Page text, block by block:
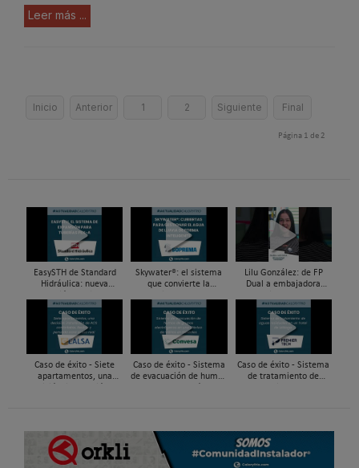
Leer más ...
Inicio Anterior 1 2 Siguiente Final
Página 1 de 2
EasySTH de Standard
Hidráulica: nueva
de expansión para
tuberías PEX
Skywater®: el sistema
que convierte la
infraestructura activa de
gestión del agua...
Lilu González: de FP
Dual a embajadora
| Mecatrónica Industrial
Caso de éxito - Siete
apartamentos, una
Caso de éxito - Sistema
de evacuación de humos
Caso de éxito - Sistema
de tratamiento de